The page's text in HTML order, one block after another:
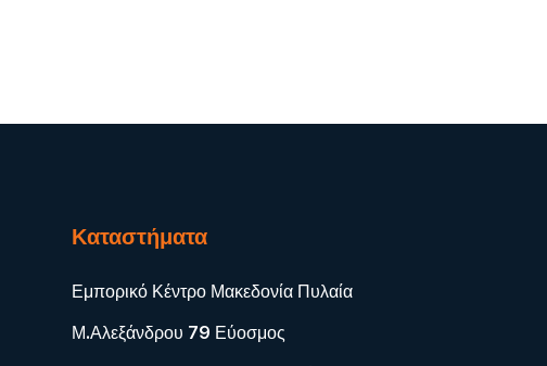
Καταστήματα
Εμπορικό Κέντρο Μακεδονία Πυλαία
Μ.Αλεξάνδρου 79 Εύοσμος